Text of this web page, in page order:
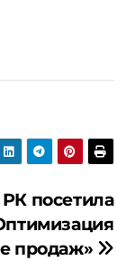
громкость.
посетила
продаж»